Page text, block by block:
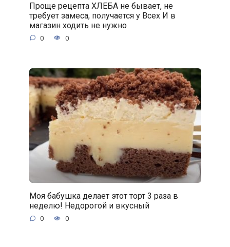
Проще рецепта ХЛЕБА не бывает, не
требует замеса, получается у Всех И в
магазин ходить не нужно
0 0
Моя бабушка делает этот торт 3 раза в
неделю! Недорогой и вкусный
0 0